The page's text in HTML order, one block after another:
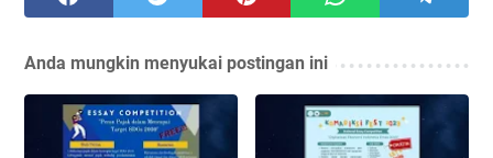
Anda mungkin menyukai postingan ini